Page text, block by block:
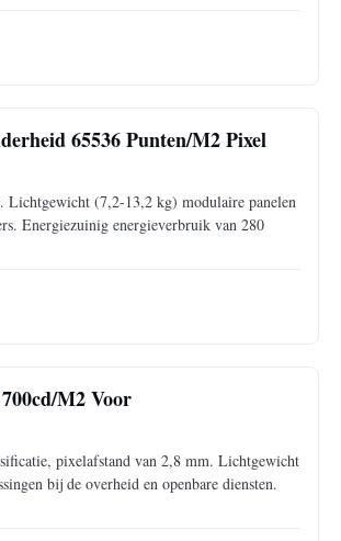
65536 Punten/M2 Pixel
Lichtgewicht (7,2-13,2 kg) modulaire panelen
Energiezuinig energieverbruik van 280
M2 Voor
pixelafstand van 2,8 mm. Lichtgewicht
bij de overheid en openbare diensten.